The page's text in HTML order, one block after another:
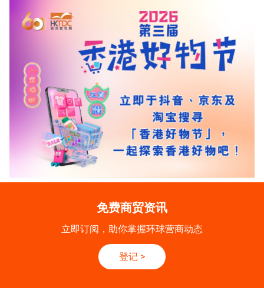
免费商贸资讯
立即订阅，助你掌握环球营商动态
登记 >